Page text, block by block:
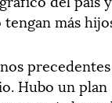
más
Hubo un plan